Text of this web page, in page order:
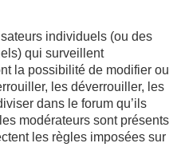
individuels (ou des
qui surveillent
la possibilité de modifier ou
les déverrouiller, les
dans le forum qu’ils
modérateurs sont présents
les règles imposées sur